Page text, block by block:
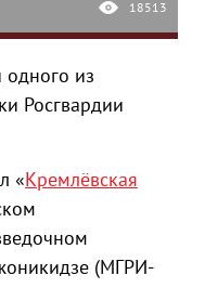
18513
из
Росгвардии
«Кремлёвская
(МГРИ-